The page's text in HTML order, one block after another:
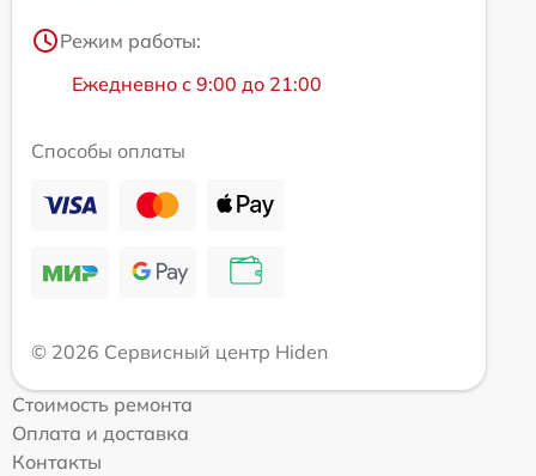
Режим работы:
Ежедневно с 9:00 до 21:00
Способы оплаты
© 2026 Сервисный центр Hiden
Стоимость ремонта
Оплата и доставка
Контакты